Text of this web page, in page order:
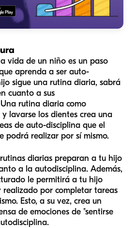
vida de un niño es un paso
aprenda a ser auto-
sigue una rutina diaria, sabrá
cuanto a sus
rutina diaria como
y lavarse los dientes crea una
de auto-disciplina que el
podrá realizar por sí mismo.
diarias preparan a tu hijo
a la autodisciplina. Además,
le permitirá a tu hijo
realizado por completar tareas
Esto, a su vez, crea un
de emociones de "sentirse